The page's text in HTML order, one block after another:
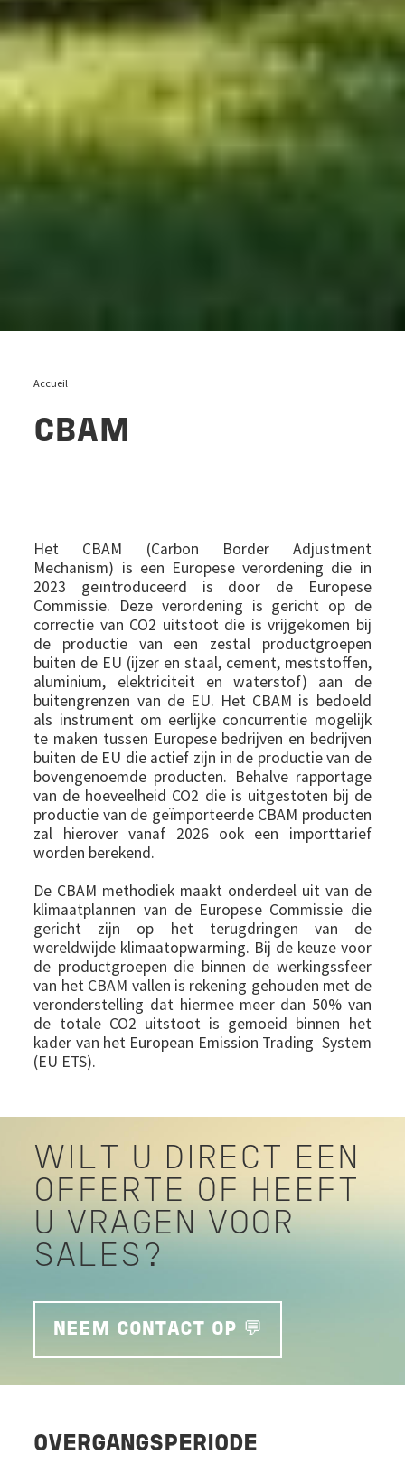
Accueil
CBAM
Het CBAM (Carbon Border Adjustment
Mechanism) is een Europese verordening die in
2023 geïntroduceerd is door de Europese
Commissie. Deze verordening is gericht op de
correctie van CO2 uitstoot die is vrijgekomen bij
de productie van een zestal productgroepen
buiten de EU (ijzer en staal, cement, meststoffen,
aluminium, elektriciteit en waterstof) aan de
buitengrenzen van de EU. Het CBAM is bedoeld
als instrument om eerlijke concurrentie mogelijk
te maken tussen Europese bedrijven en bedrijven
buiten de EU die actief zijn in de productie van de
bovengenoemde producten. Behalve rapportage
van de hoeveelheid CO2 die is uitgestoten bij de
productie van de geïmporteerde CBAM producten
zal hierover vanaf 2026 ook een importtarief
worden berekend.
De CBAM methodiek maakt onderdeel uit van de
klimaatplannen van de Europese Commissie die
gericht zijn op het terugdringen van de
wereldwijde klimaatopwarming. Bij de keuze voor
de productgroepen die binnen de werkingssfeer
van het CBAM vallen is rekening gehouden met de
veronderstelling dat hiermee meer dan 50% van
de totale CO2 uitstoot is gemoeid binnen het
kader van het European Emission Trading System
(EU ETS).
WILT U DIRECT EEN
OFFERTE OF HEEFT
U VRAGEN VOOR
SALES?
NEEM CONTACT OP 💬
OVERGANGSPERIODE